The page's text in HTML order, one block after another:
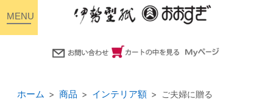
ホーム 商品 インテリア額 ご夫婦に贈る
toggle
navigation